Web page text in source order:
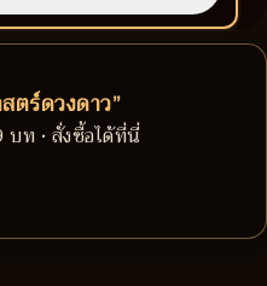
ตร์ดวงดาว”
บท • สั่งซื้อได้ที่นี่